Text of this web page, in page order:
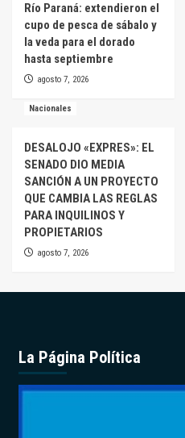
Río Paraná: extendieron el
cupo de pesca de sábalo y
la veda para el dorado
hasta septiembre
agosto 7, 2026
Nacionales
DESALOJO «EXPRES»: EL
SENADO DIO MEDIA
SANCIÓN A UN PROYECTO
QUE CAMBIA LAS REGLAS
PARA INQUILINOS Y
PROPIETARIOS
agosto 7, 2026
La Página Política